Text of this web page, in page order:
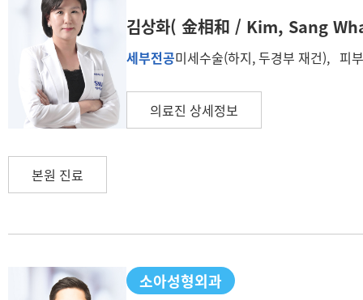
김상화( 金相和 / Kim, Sang
세부전공미세수술(하지, 두경부 재건),
의료진 상세정보
본원 진료
소아성형외과